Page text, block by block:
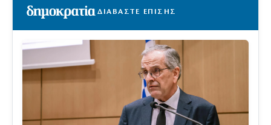
ΔΙΑΒΑΣΤΕ ΕΠΙΣΗΣ